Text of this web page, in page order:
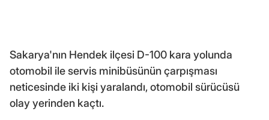
Sakarya'nın Hendek ilçesi D-100 kara yolunda
otomobil ile servis minibüsünün çarpışması
neticesinde iki kişi yaralandı, otomobil sürücüsü
olay yerinden kaçtı.